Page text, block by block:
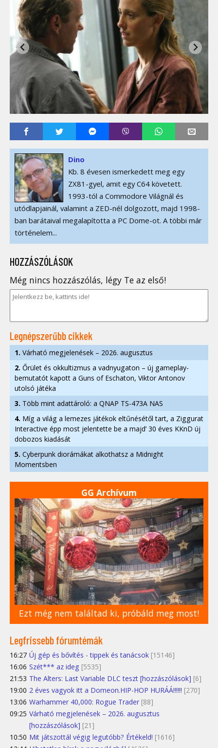
Dino
Kb. 8 évesen ismerkedett meg egy
ZX81-gyel, amit egy C64 követett.
1993-tól a Commodore Világnál és
utódlapjainál, valamint a ZED-nél dolgozott, majd 1998-
ban barátaival megalapította a PC Dome-ot. A többi már
történelem...
HOZZÁSZÓLÁSOK
Még nincs hozzászólás, légy Te az első!
Legnépszerűbb cikkek
1. Várható megjelenések – 2026. augusztus
2. Őrület és okkultizmus a vadnyugaton – új gameplay-
bemutatót kapott a Guns of Eschaton, Viktor Antonov
utolsó játéka
3. Több mint adattároló: a QNAP TS-473A NAS
4. Míg a világ a lemezes játékok eltűnésétől tart, a Ziggurat
Interactive épp most jelentette be a majd’ 30 éves KKnD új
dobozos kiadását
5. Cyberpunk diorámákat alkothatsz a Midnight
Momentsben
GG Archívum
Ezt még nem találtad ki, próbáld meg most!
Legfrissebb fórumtémák
16:27 Új gép és bővítés - tippek és tanácsok [15146]
16:06 Szét*** az ideg [5535]
21:53 The Alters: Last Variable DLC teszt [hozzászólások] [6]
19:00 2 éves vagyok itt a Domeon.HIP-HOP HURÁÁ!!!!!! [270]
13:06 Warhammer 40,000: Rogue Trader [88]
09:25 Várható megjelenések – 2026. augusztus
[hozzászólások] [21]
10:50 Mit játszottál végig legutóbb? Értékeld! [1616]